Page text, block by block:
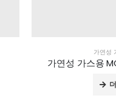
가연성
가연성 가스용